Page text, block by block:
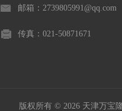
邮箱：2739805991@qq.com
传真：021-50871671
版权所有 © 2026 天津万